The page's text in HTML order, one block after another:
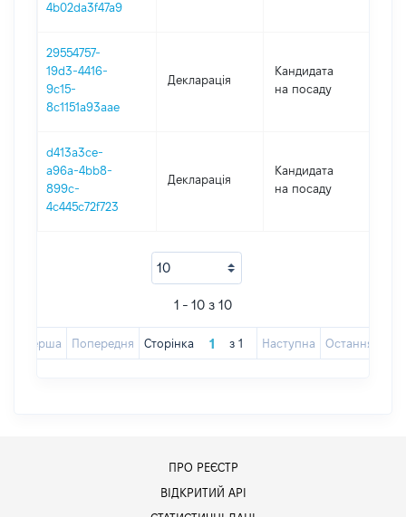
4b02da3f47a9
29554757-
19d3-4416-
9c15-
8c1151a93aae
Декларація
Кандидата
на посаду
d413a3ce-
a96a-4bb8-
899c-
4c445c72f723
Декларація
Кандидата
на посаду
1 - 10 з 10
Перша Попередня Сторінка з 1 Наступна Остання
ПРО РЕЄСТР
ВІДКРИТИЙ АРІ